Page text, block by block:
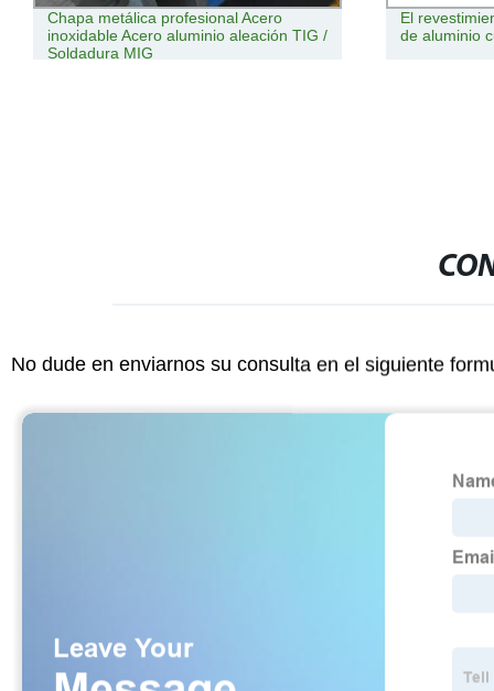
Chapa metálica profesional Acero
inoxidable Acero aluminio aleación TIG /
Soldadura MIG
El
de aluminio
No dude en enviarnos su consulta en el siguiente